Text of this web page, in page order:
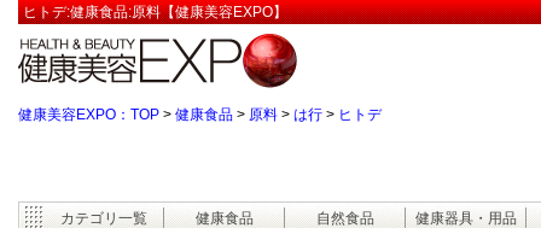
ヒトデ:健康食品:原料【健康美容EXPO】
健康美容EXPO：TOP > 健康食品 > 原料 > は行 > ヒトデ
カテゴリ一覧 健康食品 自然食品 健康器具・用品